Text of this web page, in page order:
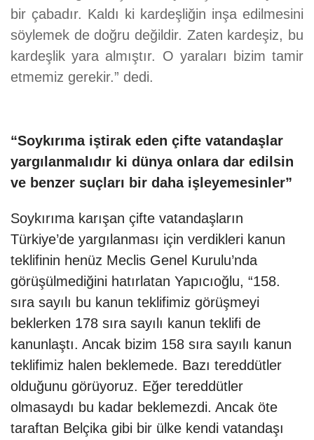
bir çabadır. Kaldı ki kardeşliğin inşa edilmesini
söylemek de doğru değildir. Zaten kardeşiz, bu
kardeşlik yara almıştır. O yaraları bizim tamir
etmemiz gerekir.” dedi.
“Soykırıma iştirak eden çifte vatandaşlar
yargılanmalıdır ki dünya onlara dar edilsin
ve benzer suçları bir daha işleyemesinler”
Soykırıma karışan çifte vatandaşların
Türkiye’de yargılanması için verdikleri kanun
teklifinin henüz Meclis Genel Kurulu’nda
görüşülmediğini hatırlatan Yapıcıoğlu, “158.
sıra sayılı bu kanun teklifimiz görüşmeyi
beklerken 178 sıra sayılı kanun teklifi de
kanunlaştı. Ancak bizim 158 sıra sayılı kanun
teklifimiz halen beklemede. Bazı tereddütler
olduğunu görüyoruz. Eğer tereddütler
olmasaydı bu kadar beklemezdi. Ancak öte
taraftan Belçika gibi bir ülke kendi vatandaşı